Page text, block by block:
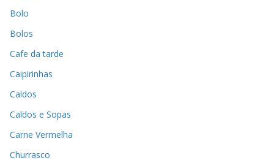
Bolo
Bolos
Cafe da tarde
Caipirinhas
Caldos
Caldos e Sopas
Carne Vermelha
Churrasco